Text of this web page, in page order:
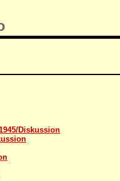
Diskussion